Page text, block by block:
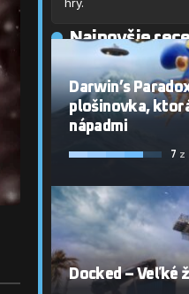
Najnovšie
Darwin’s
plošinovka,
nápadmi
7 z
Docked – Veľké